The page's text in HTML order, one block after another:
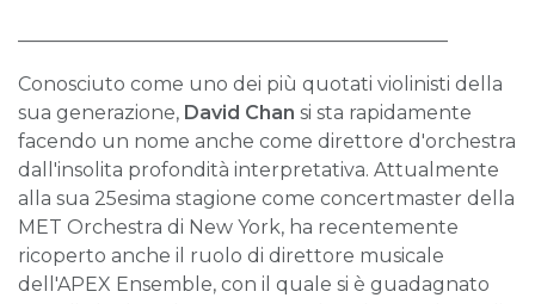
Conosciuto come uno dei più quotati violinisti della
sua generazione, David Chan si sta rapidamente
facendo un nome anche come direttore d'orchestra
dall'insolita profondità interpretativa. Attualmente
alla sua 25esima stagione come concertmaster della
MET Orchestra di New York, ha recentemente
ricoperto anche il ruolo di direttore musicale
dell'APEX Ensemble, con il quale si è guadagnato